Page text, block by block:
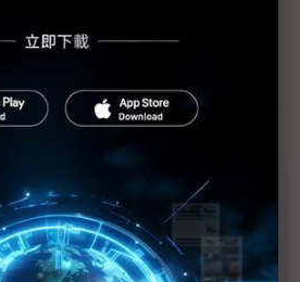
ESG
」
欄
保永續的網路